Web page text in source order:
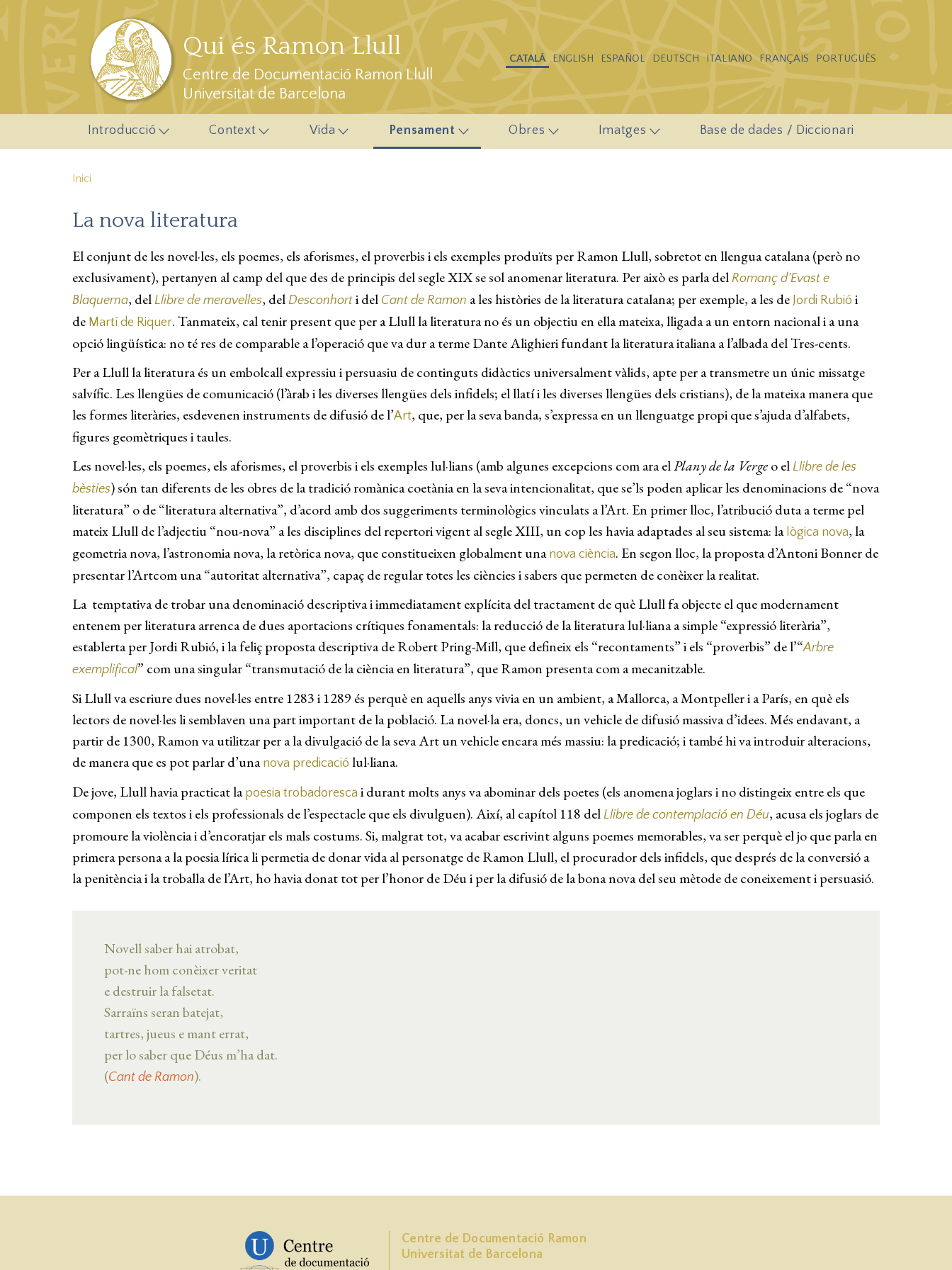
Vés al contingut
Qui és Ramon Llull
Centre de Documentació Ramon Llull
Universitat de Barcelona
CATALÁ ENGLISH ESPAÑOL DEUTSCH ITALIANO FRANÇAIS PORTUGUÊS
Introducció Context Vida Pensament Obres Imatges Base de dades / Diccionari
Inici
La nova literatura
El conjunt de les novel·les, els poemes, els aforismes, el proverbis i els exemples produïts per Ramon Llull, sobretot en llengua catalana (però no
exclusivament), pertanyen al camp del que des de principis del segle XIX se sol anomenar literatura. Per això es parla del Romanç d’Evast e
Blaquerna, del Llibre de meravelles, del Desconhort i del Cant de Ramon a les històries de la literatura catalana; per exemple, a les de Jordi Rubió i
de Martí de Riquer. Tanmateix, cal tenir present que per a Llull la literatura no és un objectiu en ella mateixa, lligada a un entorn nacional i a una
opció lingüística: no té res de comparable a l’operació que va dur a terme Dante Alighieri fundant la literatura italiana a l’albada del Tres-cents.
Per a Llull la literatura és un embolcall expressiu i persuasiu de continguts didàctics universalment vàlids, apte per a transmetre un únic missatge
salvífic. Les llengües de comunicació (l’àrab i les diverses llengües dels infidels; el llatí i les diverses llengües dels cristians), de la mateixa manera que
les formes literàries, esdevenen instruments de difusió de l’Art, que, per la seva banda, s’expressa en un llenguatge propi que s’ajuda d’alfabets,
figures geomètriques i taules.
Les novel·les, els poemes, els aforismes, el proverbis i els exemples lul·lians (amb algunes excepcions com ara elPlany de la Vergeo el Llibre de les
bèsties) són tan diferents de les obres de la tradició romànica coetània en la seva intencionalitat, que se’ls poden aplicar les denominacions de “nova
literatura” o de “literatura alternativa”, d’acord amb dos suggeriments terminològics vinculats a l’Art. En primer lloc, l’atribució duta a terme pel
mateix Llull de l’adjectiu “nou-nova” a les disciplines del repertori vigent al segle XIII, un cop les havia adaptades al seu sistema: la lògica nova, la
geometria nova, l’astronomia nova, la retòrica nova, que constitueixen globalment una nova ciència. En segon lloc, la proposta d’Antoni Bonner de
presentar l’Artcom una “autoritat alternativa”, capaç de regular totes les ciències i sabers que permeten de conèixer la realitat.
La temptativa de trobar una denominació descriptiva i immediatament explícita del tractament de què Llull fa objecte el que modernament
entenem per literatura arrenca de dues aportacions crítiques fonamentals: la reducció de la literatura lul·liana a simple “expressió literària”,
establerta per Jordi Rubió, i la feliç proposta descriptiva de Robert Pring-Mill, que defineix els “recontaments” i els “proverbis” de l’“Arbre
exemplifical” com una singular “transmutació de la ciència en literatura”, que Ramon presenta com a mecanitzable.
Si Llull va escriure dues novel·les entre 1283 i 1289 és perquè en aquells anys vivia en un ambient, a Mallorca, a Montpeller i a París, en què els
lectors de novel·les li semblaven una part important de la població. La novel·la era, doncs, un vehicle de difusió massiva d’idees. Més endavant, a
partir de 1300, Ramon va utilitzar per a la divulgació de la seva Art un vehicle encara més massiu: la predicació; i també hi va introduir alteracions,
de manera que es pot parlar d’una nova predicació lul·liana.
De jove, Llull havia practicat la poesia trobadoresca i durant molts anys va abominar dels poetes (els anomena joglars i no distingeix entre els que
componen els textos i els professionals de l’espectacle que els divulguen). Així, al capítol 118 del Llibre de contemplació en Déu, acusa els joglars de
promoure la violència i d’encoratjar els mals costums. Si, malgrat tot, va acabar escrivint alguns poemes memorables, va ser perquè el jo que parla en
primera persona a la poesia lírica li permetia de donar vida al personatge de Ramon Llull, el procurador dels infidels, que després de la conversió a
la penitència i la troballa de l’Art, ho havia donat tot per l’honor de Déu i per la difusió de la bona nova del seu mètode de coneixement i persuasió.
Novell saber hai atrobat,
pot-ne hom conèixer veritat
e destruir la falsetat.
Sarraïns seran batejat,
tartres, jueus e mant errat,
per lo saber que Déus m’ha dat.
(Cant de Ramon).
Centre de Documentació Ramon
Universitat de Barcelona